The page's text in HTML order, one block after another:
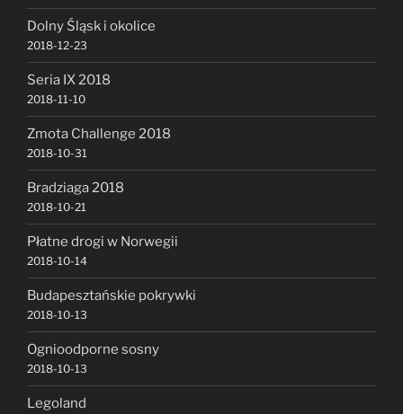
Dolny Śląsk i okolice
2018-12-23
Seria IX 2018
2018-11-10
Zmota Challenge 2018
2018-10-31
Bradziaga 2018
2018-10-21
Płatne drogi w Norwegii
2018-10-14
Budapesztańskie pokrywki
2018-10-13
Ognioodporne sosny
2018-10-13
Legoland